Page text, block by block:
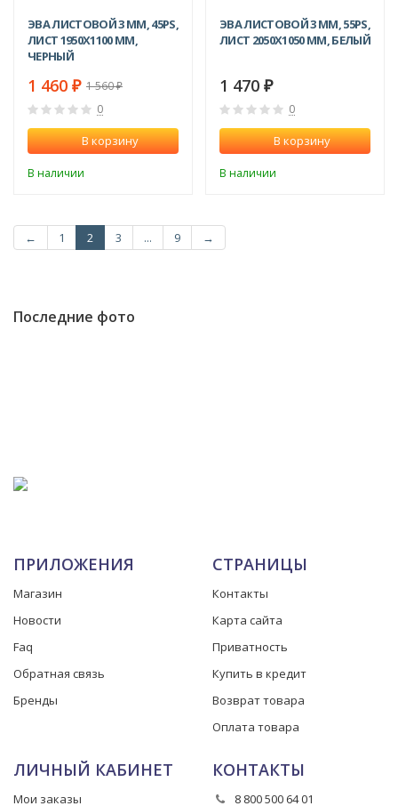
ЭВА ЛИСТОВОЙ 3 ММ, 45PS,
ЛИСТ 1950Х1100 ММ,
ЧЕРНЫЙ
1 460 ₽ 1 560₽
0
В корзину
В наличии
ЭВА ЛИСТОВОЙ 3 ММ, 55PS,
ЛИСТ 2050Х1050 ММ, БЕЛЫЙ
1 470 ₽
0
В корзину
В наличии
← 1 2 3 ... 9 →
Последние фото
ПРИЛОЖЕНИЯ
Магазин
Новости
Faq
Обратная связь
Бренды
СТРАНИЦЫ
Контакты
Карта сайта
Приватность
Купить в кредит
Возврат товара
Оплата товара
ЛИЧНЫЙ КАБИНЕТ
Мои заказы
КОНТАКТЫ
8 800 500 64 01